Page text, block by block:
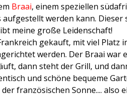
Braai, einem speziellen
werden kann.
meine große Leidenschaft!
gekauft, mit viel Platz
werden. Der Braai war
dann steht der Grill, und
und schöne bequeme
französischen Sonne.... also